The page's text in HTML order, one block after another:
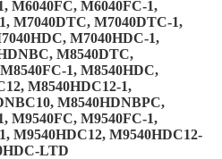
M6040FC, M6040FC-1,
M7040DTC, M7040DTC-1,
M7040HDC-1,
M8540DTC,
1, M8540HDC,
M8540HDC12-1,
M8540HDNBPC,
M9540FC, M9540FC-1,
M9540HDC12, M9540HDC12-
LTD